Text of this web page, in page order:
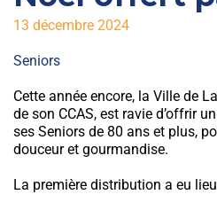
13 décembre 2024
Seniors
Cette année encore, la Ville de
de son CCAS, est ravie d’offrir
ses Seniors de 80 ans et plus,
douceur et gourmandise.
La première distribution a eu